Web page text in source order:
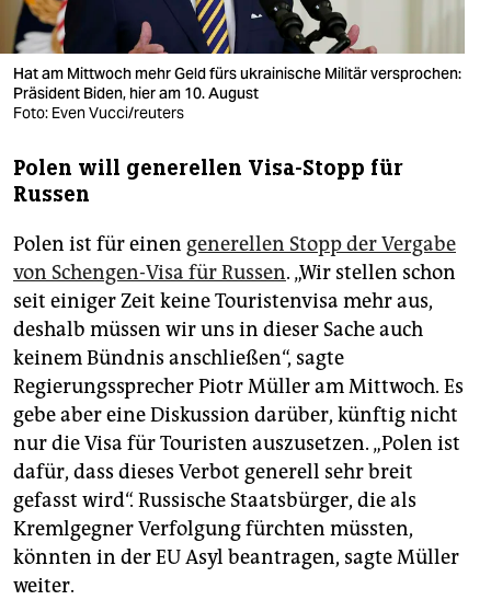
verlag
veranstaltungen
shop
fragen & hilfe
unterstützen
abo
genossenschaft
epaper login
Hat am Mittwoch mehr Geld fürs ukrainische Militär versprochen:
Präsident Biden, hier am 10. August
Foto: Even Vucci/reuters
Polen will generellen Visa-Stopp für
Russen
Polen ist für einen generellen Stopp der Vergabe
von Schengen-Visa für Russen. „Wir stellen schon
seit einiger Zeit keine Touristenvisa mehr aus,
deshalb müssen wir uns in dieser Sache auch
keinem Bündnis anschließen“, sagte
Regierungssprecher Piotr Müller am Mittwoch. Es
gebe aber eine Diskussion darüber, künftig nicht
nur die Visa für Touristen auszusetzen. „Polen ist
dafür, dass dieses Verbot generell sehr breit
gefasst wird“. Russische Staatsbürger, die als
Kremlgegner Verfolgung fürchten müssten,
könnten in der EU Asyl beantragen, sagte Müller
weiter.